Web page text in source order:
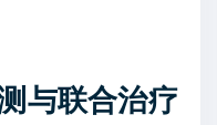
与联合治疗